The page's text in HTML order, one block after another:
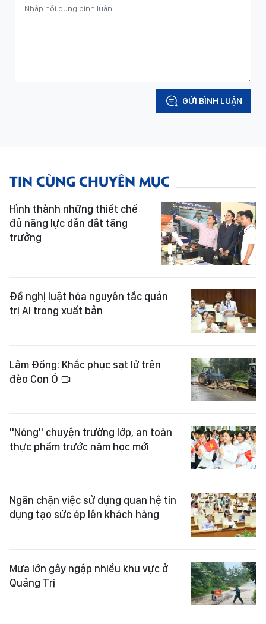
GỬI BÌNH LUẬN
TIN CÙNG CHUYÊN MỤC
Hình thành những thiết chế
đủ năng lực dẫn dắt tăng
trưởng
Đề nghị luật hóa nguyên tắc quản
trị AI trong xuất bản
Lâm Đồng: Khắc phục sạt lở trên
đèo Con Ó
"Nóng" chuyện trường lớp, an toàn
thực phẩm trước năm học mới
Ngăn chặn việc sử dụng quan hệ tín
dụng tạo sức ép lên khách hàng
Mưa lớn gây ngập nhiều khu vực ở
Quảng Trị